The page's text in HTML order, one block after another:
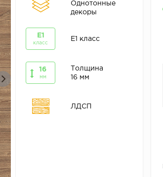
Однотонные
декоры
E1
класс
E1 класс
16
мм
Толщина
16 мм
ЛДСП